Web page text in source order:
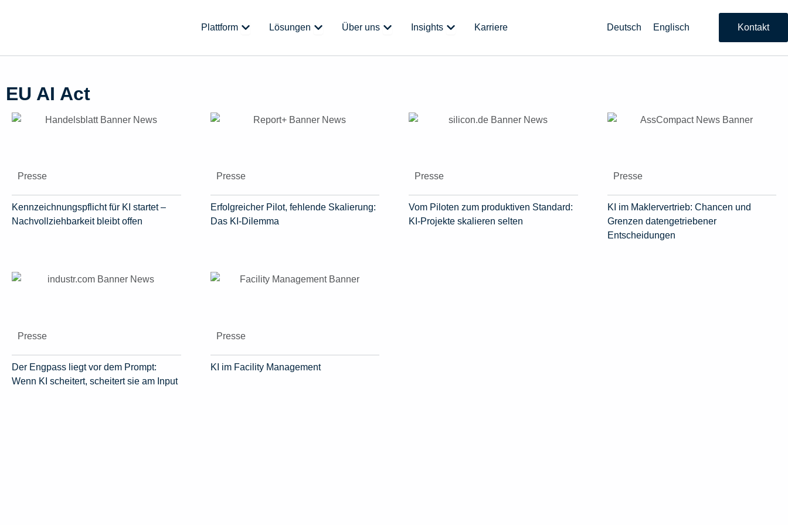
Plattform Öffne Plattform
Lösungen Öffne Lösungen
Über uns Öffne Über uns
Insights Öffne Insights
Karriere Deutsch Englisch Kontakt
EU AI Act
Presse
Kennzeichnungspflicht für KI startet –
Nachvollziehbarkeit bleibt offen
Presse
Erfolgreicher Pilot, fehlende Skalierung:
Das KI-Dilemma
Presse
Vom Piloten zum produktiven Standard:
KI-Projekte skalieren selten
Presse
KI im Maklervertrieb: Chancen und
Grenzen datengetriebener
Entscheidungen
Presse
Der Engpass liegt vor dem Prompt:
Wenn KI scheitert, scheitert sie am Input
Presse
KI im Facility Management